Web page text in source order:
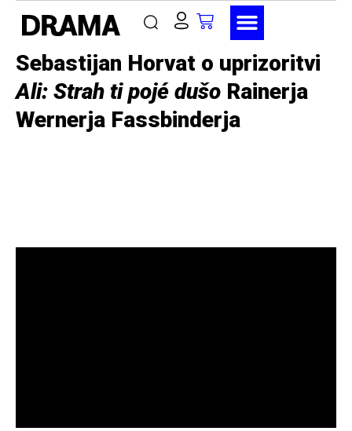
Sebastijan Horvat o uprizoritvi
Ali: Strah ti pojé dušo Rainerja
Wernerja Fassbinderja